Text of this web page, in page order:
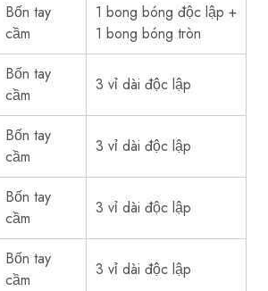
Bốn tay
cầm
1 bong bóng độc lập +
1 bong bóng tròn
Bốn tay
cầm
3 vỉ dài độc lập
Bốn tay
cầm
3 vỉ dài độc lập
Bốn tay
cầm
3 vỉ dài độc lập
Bốn tay
cầm
3 vỉ dài độc lập